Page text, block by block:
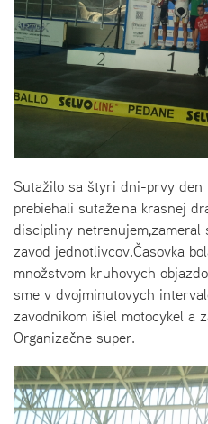
Sutažilo sa štyri dni-prvy
prebiehali sutaže na krasnej
discipliny netrenujem,zameral
zavod jednotlivcov.Časovka
množstvom kruhovych
sme v dvojminutovych
zavodnikom išiel motocykel a
Organizačne super.